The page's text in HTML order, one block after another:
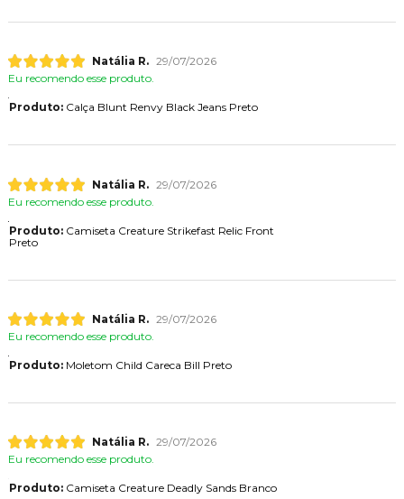
Natália R. 29/07/2026
Eu recomendo esse produto.
Produto:Calça Blunt Renvy Black Jeans Preto
Natália R. 29/07/2026
Eu recomendo esse produto.
Produto:Camiseta Creature Strikefast Relic Front
Preto
Natália R. 29/07/2026
Eu recomendo esse produto.
Produto:Moletom Child Careca Bill Preto
Natália R. 29/07/2026
Eu recomendo esse produto.
Produto:Camiseta Creature Deadly Sands Branco